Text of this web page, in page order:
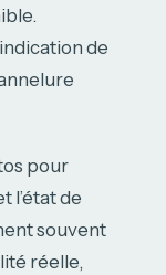
de
pour
l’état de
souvent
réelle,